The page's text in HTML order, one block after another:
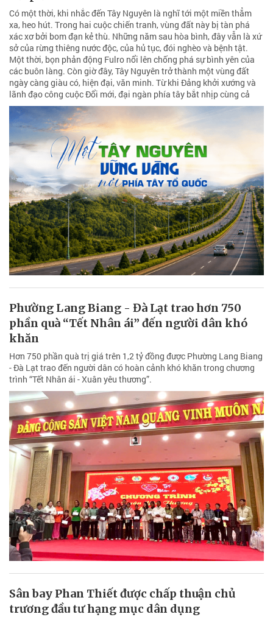
Có một thời, khi nhắc đến Tây Nguyên là nghĩ tới một miền thẳm
xa, heo hút. Trong hai cuộc chiến tranh, vùng đất này bị tàn phá
xác xơ bởi bom đạn kẻ thù. Những năm sau hòa bình, đây vẫn là xứ
sở của rừng thiêng nước độc, của hủ tục, đói nghèo và bệnh tật.
Một thời, bọn phản động Fulro nổi lên chống phá sự bình yên của
các buôn làng. Còn giờ đây, Tây Nguyên trở thành một vùng đất
ngày càng giàu có, hiện đại, văn minh. Từ khi Đảng khởi xướng và
lãnh đạo công cuộc Đổi mới, đại ngàn phía tây bắt nhịp cùng cả
Phường Lang Biang - Đà Lạt trao hơn 750
phần quà “Tết Nhân ái” đến người dân khó
khăn
Hơn 750 phần quà trị giá trên 1,2 tỷ đồng được Phường Lang Biang
- Đà Lạt trao đến người dân có hoàn cảnh khó khăn trong chương
trình “Tết Nhân ái - Xuân yêu thương”.
Sân bay Phan Thiết được chấp thuận chủ
trương đầu tư hạng mục dân dụng